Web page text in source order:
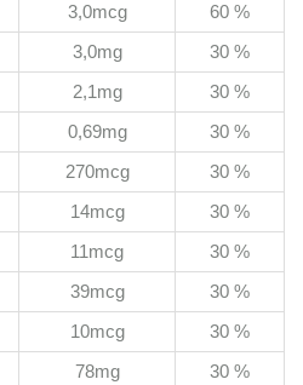
3,0mcg
60 %
3,0mg
30 %
2,1mg
30 %
0,69mg
30 %
270mcg
30 %
14mcg
30 %
11mcg
30 %
39mcg
30 %
10mcg
30 %
78mg
30 %